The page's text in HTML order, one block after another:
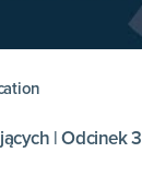
| Odcinek 3